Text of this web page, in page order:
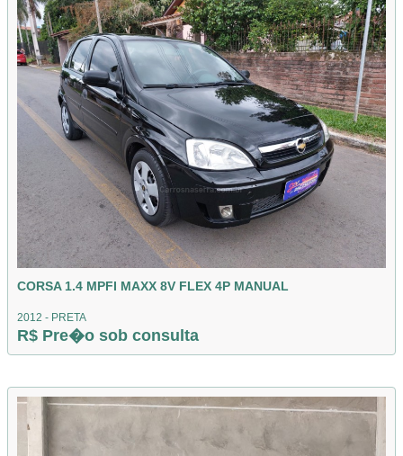
CORSA 1.4 MPFI MAXX 8V FLEX 4P MANUAL
2012 - PRETA
R$ Pre�o sob consulta